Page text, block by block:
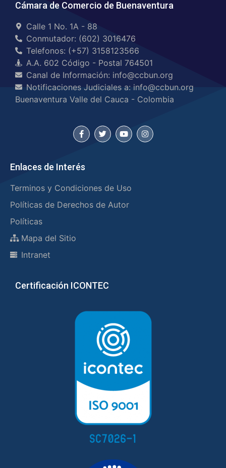
Certificación ICONTEC
Enlaces de Interés
Terminos y Condiciones de Uso
Políticas de Derechos de Autor
Políticas
Mapa del Sitio
Intranet
Cámara de Comercio de Buenaventura
Calle 1 No. 1A - 88
Conmutador: (602) 3016476
Telefonos: (+57) 3158123566
A.A. 602 Código - Postal 764501
Canal de Información: info@ccbun.org
Notificaciones Judiciales a: info@ccbun.org
Buenaventura Valle del Cauca - Colombia